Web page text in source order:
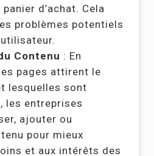
d’achat. Cela
problèmes potentiels
Contenu : En
pages attirent le
lesquelles sont
les entreprises
ajouter ou
pour mieux
et aux intérêts des